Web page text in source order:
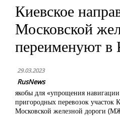
Киевское
Московской
переименуют в
29.03.2023
RusNews
якобы для «упрощения
пригородных перевозок участок
Московской железной дороги